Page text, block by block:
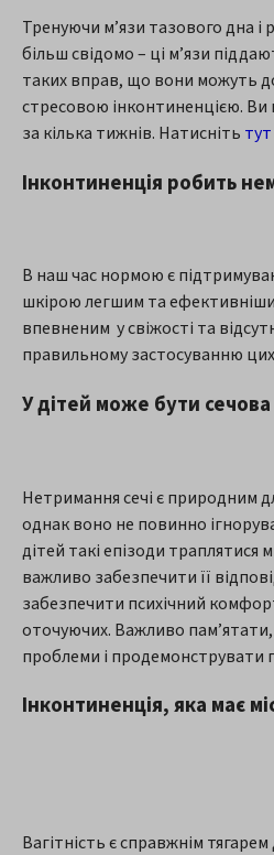
Тренуючи м’язи тазового дна
більш свідомо – ці м’язи
таких вправ, що вони можуть
стресовою інконтиненцією.
за кілька тижнів. Натисніть тут
Інконтиненція робить
В наш час нормою є
шкірою легшим та
впевненим у свіжості та
правильному застосуванню
У дітей може бути сечова
Нетримання сечі є природним
однак воно не повинно
дітей такі епізоди
важливо забезпечити її
забезпечити психічний
оточуючих. Важливо
проблеми і продемонструвати
Інконтиненція, яка має
Вагітність є справжнім